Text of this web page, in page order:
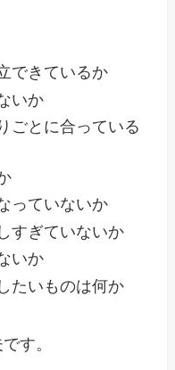
できているか
いか
ごとに合っている
っていないか
すぎていないか
いか
たいものは何か
す。